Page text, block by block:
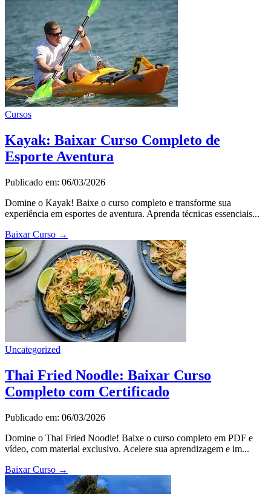
Cursos
Kayak: Baixar Curso Completo de
Esporte Aventura
Publicado em: 06/03/2026
Domine o Kayak! Baixe o curso completo e transforme sua
experiência em esportes de aventura. Aprenda técnicas essenciais...
Baixar Curso →
Uncategorized
Thai Fried Noodle: Baixar Curso
Completo com Certificado
Publicado em: 06/03/2026
Domine o Thai Fried Noodle! Baixe o curso completo em PDF e
vídeo, com material exclusivo. Acelere sua aprendizagem e im...
Baixar Curso →